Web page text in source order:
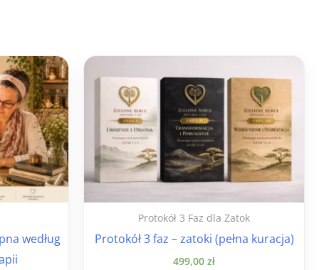
według
Protokół 3 Faz dla Zatok
Protokół 3 faz – zatoki (pełna kuracja)
499,00 zł